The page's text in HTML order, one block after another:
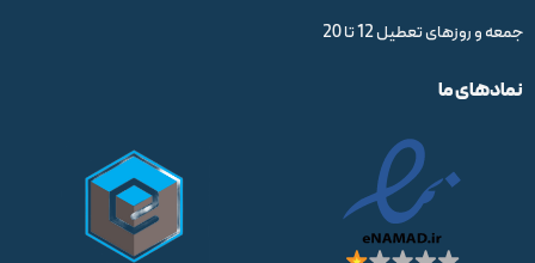
جمعه و روزهای تعطیل 12 تا 20
نمادهای ما